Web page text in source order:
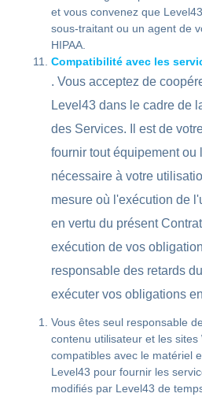
et vous convenez que
sous-traitant ou un agent de
HIPAA.
Compatibilité avec les
. Vous acceptez de
Level43 dans le cadre de
des Services. Il est de
fournir tout équipement
nécessaire à votre
mesure où l'exécution de
en vertu du présent
exécution de vos
responsable des retards
exécuter vos obligations
Vous êtes seul responsable
contenu utilisateur et les
compatibles avec le matériel
Level43 pour fournir les
modifiés par Level43 de